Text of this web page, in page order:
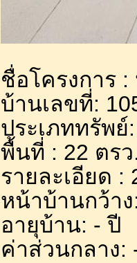
ชื่อโครงการ
บ้านเลขที่:
ประเภททรัพย์
พื้นที่ : 22 ตร
รายละเอียด
หน้าบ้านกว้าง
อายุบ้าน: - ปี
ค่าส่วนกลาง: